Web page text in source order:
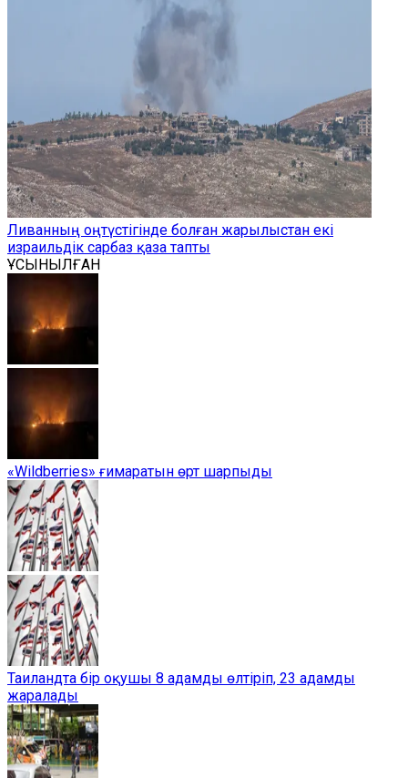
Ливанның оңтүстігінде болған жарылыстан екі
израильдік сарбаз қаза тапты
ҰСЫНЫЛҒАН
«Wildberries» ғимаратын өрт шарпыды
Таиландта бір оқушы 8 адамды өлтіріп, 23 адамды
жаралады